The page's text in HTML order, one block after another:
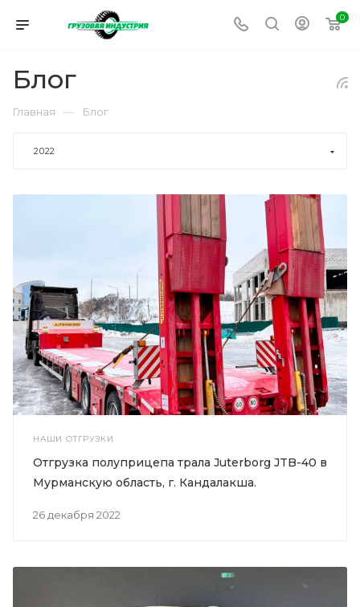
0
Блог
Главная — Блог
2022
НАШИ ОТГРУЗКИ
26 декабря 2022
Отгрузка полуприцепа трала Juterborg JTB-40 в
Мурманскую область, г. Кандалакша.